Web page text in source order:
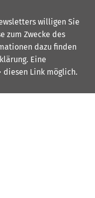
willigen Sie
zum Zwecke des
dazu finden
. Eine
diesen Link möglich.